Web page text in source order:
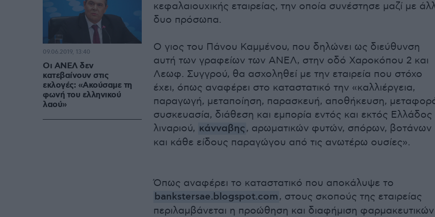
κεφαλαιουχικής εταιρείας, την οποία συνέστησε μαζί με
δυο πρόσωπα.
Ο γιος του Πάνου Καμμένου, που δηλώνει ως διεύθυνση
αυτή των γραφείων των ΑΝΕΛ, στην οδό Χαροκόπου 2 και
Λεωφ. Συγγρού, θα ασχοληθεί με την εταιρεία που στόχο
έχει, όπως αναφέρει στο καταστατικό την «καλλιέργεια,
παραγωγή, μεταποίηση, παρασκευή, αποθήκευση,
συσκευασία, διάθεση και εμπορία εντός και εκτός Ελλάδος
λιναριού, κάνναβης, αρωματικών φυτών, σπόρων, βοτάνων
και κάθε είδους παραγώγου από τις ανωτέρω ουσίες».
Όπως αναφέρει το καταστατικό που αποκάλυψε το
bankstersae.blogspot.com, στους σκοπούς της εταιρείας
περιλαμβάνεται η προώθηση και διαφήμιση φαρμακευτικών
Οι ΑΝΕΛ δεν
κατεβαίνουν στις
εκλογές: «Ακούσαμε τη
φωνή του ελληνικού
λαού»
09.06.2019, 13:40